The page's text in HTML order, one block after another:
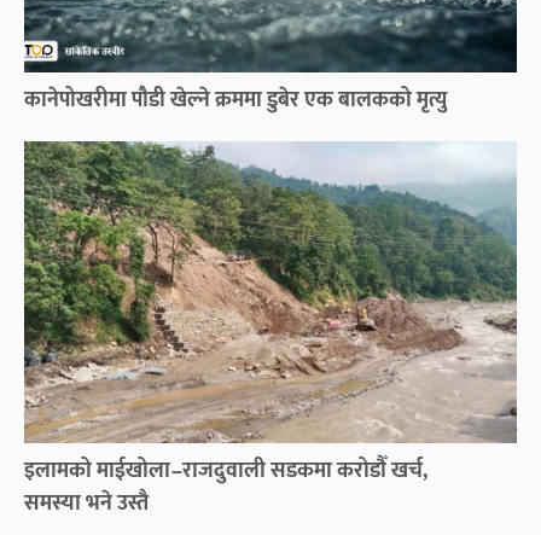
कानेपोखरीमा पौडी खेल्ने क्रममा डुबेर एक बालकको मृत्यु
इलामको माईखोला–राजदुवाली सडकमा करोडौँ खर्च,
समस्या भने उस्तै